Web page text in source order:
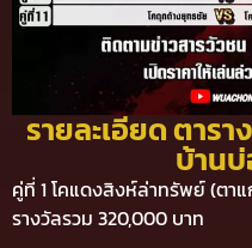
รายละเอียด ตาร
บ้าน
คู่ที่ 1 โคแดงสิงห์ล่าทรัพย์ (ตา
รางวัลรวม 320,000 บาท